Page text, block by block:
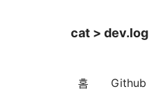
cat > dev.log
홈 Github